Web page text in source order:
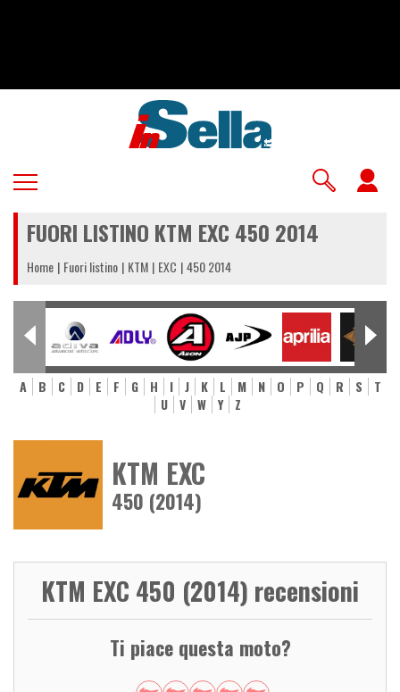
FUORI LISTINO KTM EXC 450 2014
Home Fuori listino KTM EXC 450 2014
A B C D E F G H I J K L M N O P Q R S
T
U
V W Y Z
KTM EXC
450 (2014)
KTM EXC 450 (2014) recensioni
Ti piace questa moto?